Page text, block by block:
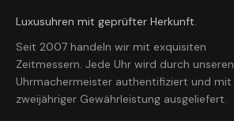
Luxusuhren mit geprüfter Herkunft.
Seit 2007 handeln wir mit exquisiten
Zeitmessern. Jede Uhr wird durch unseren
Uhrmachermeister authentifiziert und mit
zweijähriger Gewährleistung ausgeliefert.